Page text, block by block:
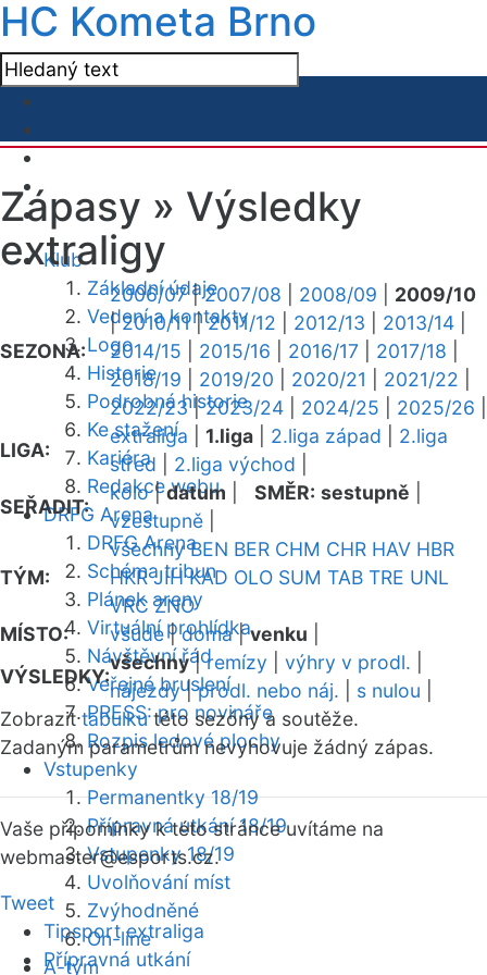
HC Kometa Brno
Klub
Základní údaje
Vedení a kontakty
Logo
Historie
Podrobná historie
Ke stažení
Kariéra
Redakce webu
DRFG Arena
DRFG Arena
Schéma tribun
Plánek areny
Virtuální prohlídka
Návštěvní řád
Veřejné bruslení
PRESS: pro novináře
Rozpis ledové plochy
Vstupenky
Permanentky 18/19
Přípravná utkání 18/19
Vstupenky 18/19
Uvolňování míst
Zvýhodněné
On-line
A-tým
Zápasy » Výsledky
extraligy
SEZONA:
2006/07|2007/08 2008/09
2009/10
|2010/11|2011/12 2012/13 2013/14
2014/15
2015/16 2016/17 2017/18
2018/19
2019/20 2020/21 2021/22
2022/23|2023/24 2024/25 2025/26
LIGA:
extraliga 1.liga 2.liga západ
2.liga
střed
2.liga východ
SEŘADIT:
kolo|datum SMĚR: sestupně
vzestupně
TÝM:
všechny BEN BER CHM CHR HAV HBR
HKR JIH KAD OLO SUM TAB TRE UNL
VRC ZNO
MÍSTO:
všude|doma|venku
VÝSLEDKY:
všechny|remízy výhry v prodl.
nájezdy|prodl. nebo náj. s nulou
Zobrazittabulkutéto sezóny a soutěže.
Zadaným parametrům nevyhovuje žádný zápas.
Vaše připomínky k této stránce uvítáme na
webmaster@esports.cz.
Tweet
Tipsport extraliga
Přípravná utkání